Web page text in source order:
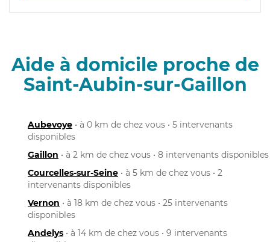
Aide à domicile proche de
Saint-Aubin-sur-Gaillon
Aubevoye • à 0 km de chez vous • 5 intervenants
disponibles
Gaillon • à 2 km de chez vous • 8 intervenants disponibles
Courcelles-sur-Seine • à 5 km de chez vous • 2
intervenants disponibles
Vernon • à 18 km de chez vous • 25 intervenants
disponibles
Andelys • à 14 km de chez vous • 9 intervenants